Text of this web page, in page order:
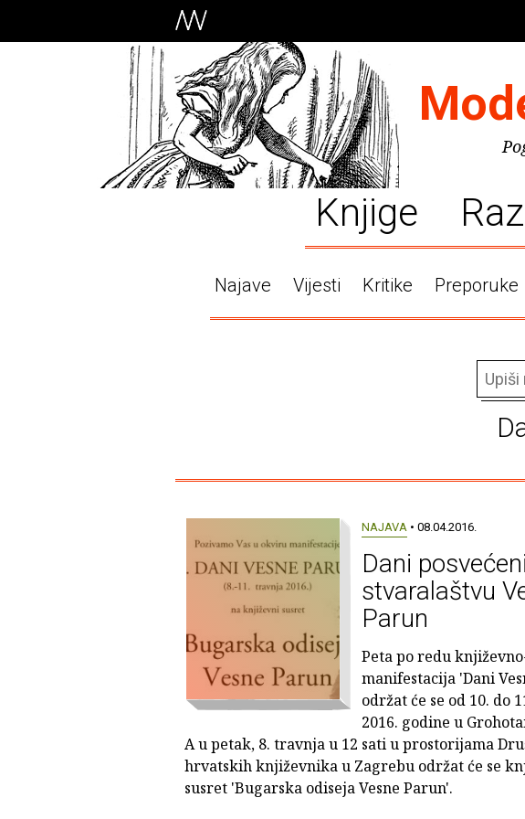
Knjige
Najave Vijesti Kritike Preporuke
NAJAVA • 08.04.2016.
Dani posvećeni
stvaralaštvu
Parun
Peta po redu
manifestacija 'Dani
održat će se od 10. do
2016. godine u
A u petak, 8. travnja u 12 sati u prostorijama
hrvatskih književnika u Zagrebu održat će se
susret 'Bugarska odiseja Vesne Parun'.